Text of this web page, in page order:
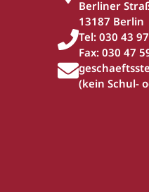
Berliner
13187 Berlin
Tel: 030 43
Fax: 030 47
(kein Schul-